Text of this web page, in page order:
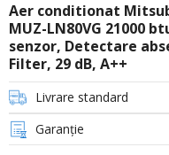
Aer conditionat
MUZ-LN80VG 21000
senzor, Detectare
Filter, 29 dB, A++
Livrare standard
Garanție